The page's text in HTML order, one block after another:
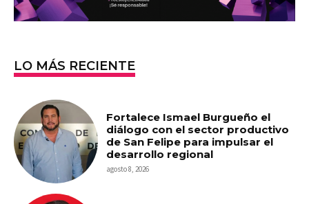
LO MÁS RECIENTE
Fortalece Ismael Burgueño el
diálogo con el sector productivo
de San Felipe para impulsar el
desarrollo regional
agosto 8, 2026